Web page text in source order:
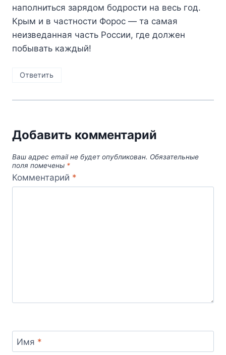
наполниться зарядом бодрости на весь год.
Крым и в частности Форос — та самая
неизведанная часть России, где должен
побывать каждый!
Ответить
Добавить комментарий
Ваш адрес email не будет опубликован. Обязательные
поля помечены *
Комментарий *
Имя *